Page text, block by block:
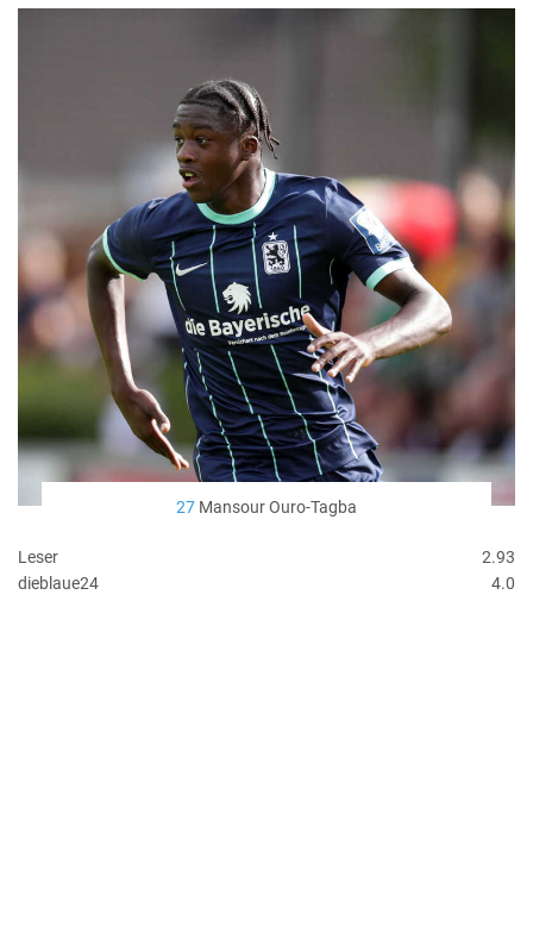
27 Mansour Ouro-Tagba
Leser
2.93
dieblaue24
4.0